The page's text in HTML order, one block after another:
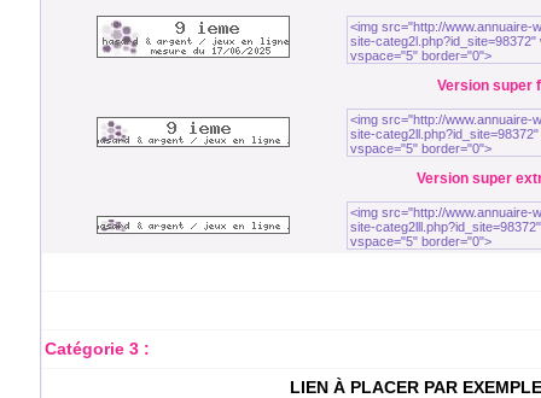
Version super
Version super
Catégorie 3 :
LIEN À PLACER PAR